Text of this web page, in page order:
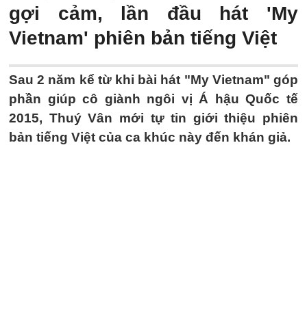
gợi cảm, lần đầu hát 'My
Vietnam' phiên bản tiếng Việt
Sau 2 năm kể từ khi bài hát "My Vietnam" góp
phần giúp cô giành ngôi vị Á hậu Quốc tế
2015, Thuý Vân mới tự tin giới thiệu phiên
bản tiếng Việt của ca khúc này đến khán giả.